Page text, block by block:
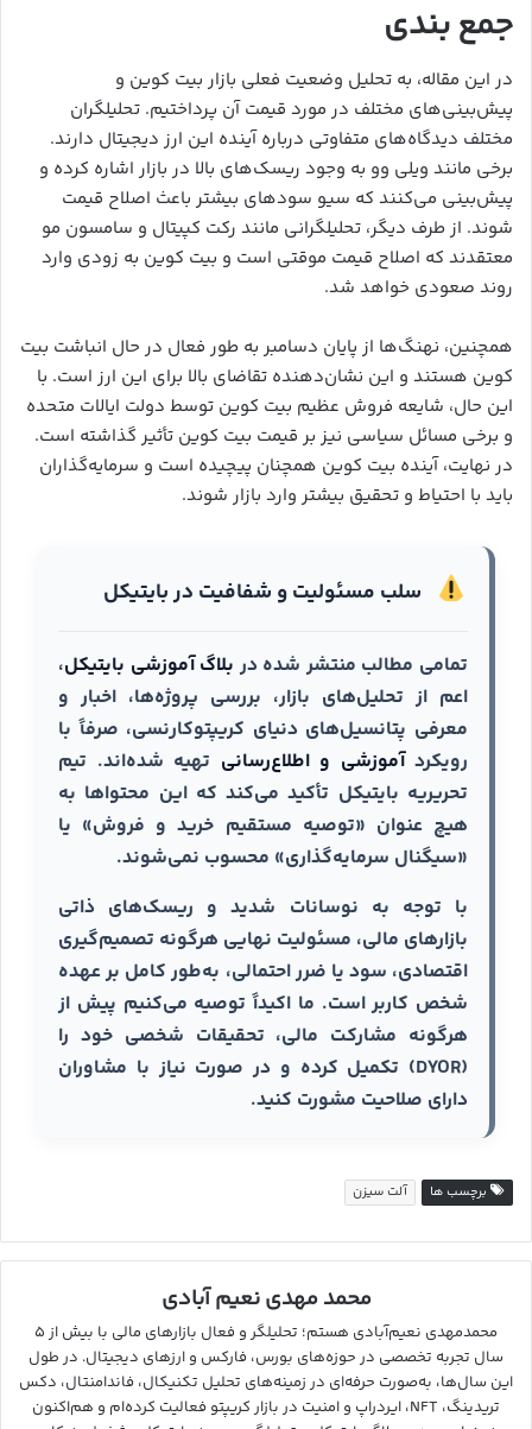
جمع بندی
در این مقاله، به تحلیل وضعیت فعلی بازار بیت کوین و
پیش‌بینی‌های مختلف در مورد قیمت آن پرداختیم. تحلیلگران
مختلف دیدگاه‌های متفاوتی درباره آینده این ارز دیجیتال دارند.
برخی مانند ویلی وو به وجود ریسک‌های بالا در بازار اشاره کرده و
پیش‌بینی می‌کنند که سیو سودهای بیشتر باعث اصلاح قیمت
شوند. از طرف دیگر، تحلیلگرانی مانند رکت کپیتال و سامسون مو
معتقدند که اصلاح قیمت موقتی است و بیت کوین به زودی وارد
روند صعودی خواهد شد.
همچنین، نهنگ‌ها از پایان دسامبر به طور فعال در حال انباشت بیت
کوین هستند و این نشان‌دهنده تقاضای بالا برای این ارز است. با
این حال، شایعه فروش عظیم بیت کوین توسط دولت ایالات متحده
و برخی مسائل سیاسی نیز بر قیمت بیت کوین تأثیر گذاشته است.
در نهایت، آینده بیت کوین همچنان پیچیده است و سرمایه‌گذاران
باید با احتیاط و تحقیق بیشتر وارد بازار شوند.
سلب مسئولیت و شفافیت در بایتیکل
تمامی مطالب منتشر شده در بلاگ آموزشی بایتیکل،
اعم از تحلیل‌های بازار، بررسی پروژه‌ها، اخبار و
معرفی پتانسیل‌های دنیای کریپتوکارنسی، صرفاً با
رویکردآموزشی و اطلاع‌رسانی تهیه شده‌اند. تیم
تحریریه بایتیکل تأکید می‌کند که این محتواها به
هیچ عنوان «توصیه مستقیم خرید و فروش» یا
«سیگنال سرمایه‌گذاری» محسوب نمی‌شوند.
با توجه به نوسانات شدید و ریسک‌های ذاتی
بازارهای مالی، مسئولیت نهایی هرگونه تصمیم‌گیری
اقتصادی، سود یا ضرر احتمالی، به‌طور کامل بر عهده
شخص کاربر است. ما اکیداً توصیه می‌کنیم پیش از
هرگونه مشارکت مالی، تحقیقات شخصی خود را
(DYOR) تکمیل کرده و در صورت نیاز با مشاوران
دارای صلاحیت مشورت کنید.
برچسب ها آلت سیزن
محمد مهدی نعیم آبادی
محمدمهدی نعیم‌آبادی هستم؛ تحلیلگر و فعال بازارهای مالی با بیش از ۵
سال تجربه تخصصی در حوزه‌های بورس، فارکس و ارزهای دیجیتال. در طول
این سال‌ها، به‌صورت حرفه‌ای در زمینه‌های تحلیل تکنیکال، فاندامنتال، دکس
تریدینگ، NFT، ایردراپ و امنیت در بازار کریپتو فعالیت کرده‌ام و هم‌اکنون